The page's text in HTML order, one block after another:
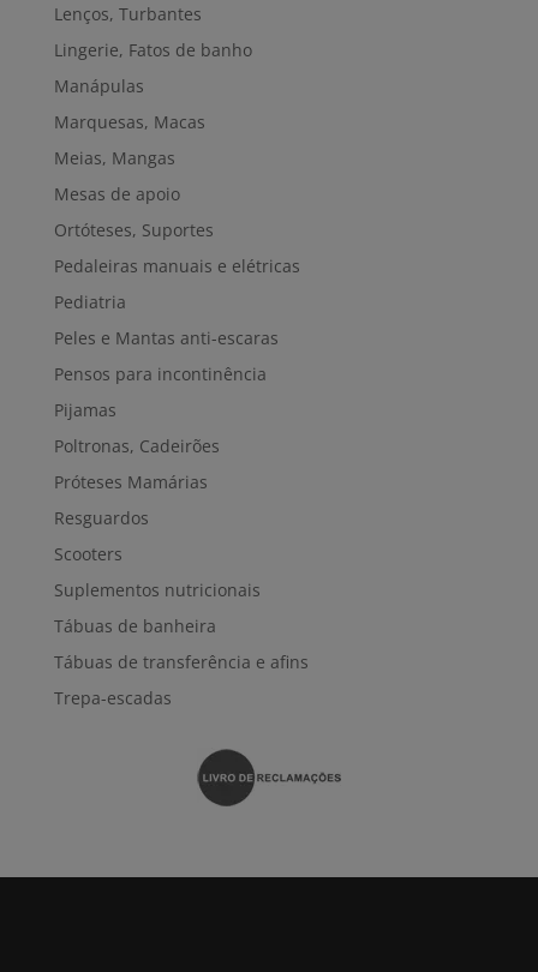
Lenços, Turbantes
Lingerie, Fatos de banho
Manápulas
Marquesas, Macas
Meias, Mangas
Mesas de apoio
Ortóteses, Suportes
Pedaleiras manuais e elétricas
Pediatria
Peles e Mantas anti-escaras
Pensos para incontinência
Pijamas
Poltronas, Cadeirões
Próteses Mamárias
Resguardos
Scooters
Suplementos nutricionais
Tábuas de banheira
Tábuas de transferência e afins
Trepa-escadas